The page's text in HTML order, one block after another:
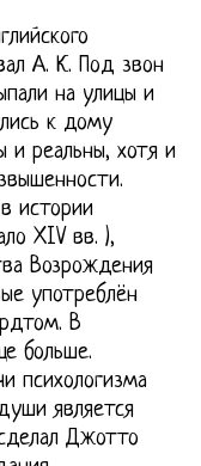
А. К. Под звон
на улицы и
к дому
и реальны, хотя и
истории
XIV вв. ),
Возрождения
употреблён
В
больше.
психологизма
является
Джотто